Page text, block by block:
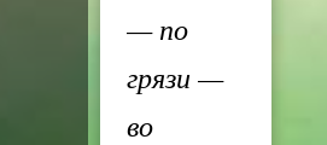
— по
грязи —
во